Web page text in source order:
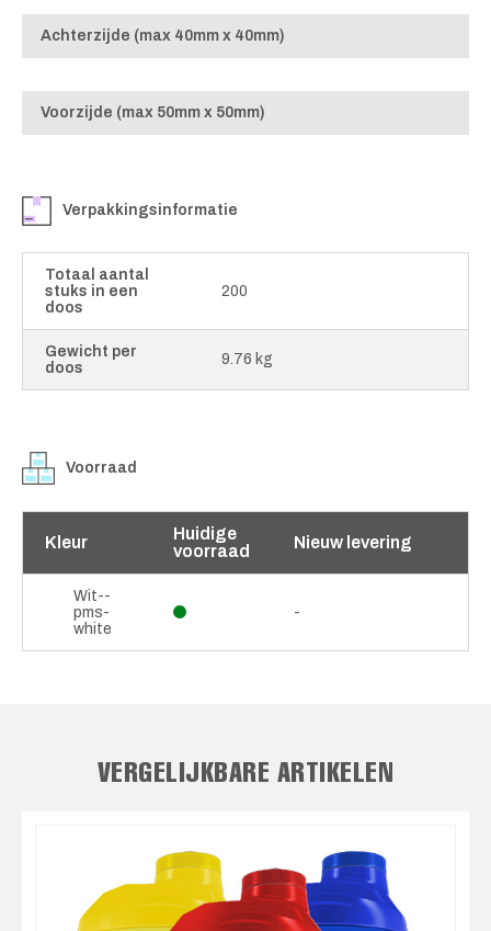
Achterzijde (max 40mm x 40mm)
Voorzijde (max 50mm x 50mm)
Verpakkingsinformatie
Totaal aantal
stuks in een
doos
200
Gewicht per
doos
9.76 kg
Voorraad
Kleur
Huidige
voorraad
Nieuw levering
Wit--
pms-
white
-
VERGELIJKBARE ARTIKELEN